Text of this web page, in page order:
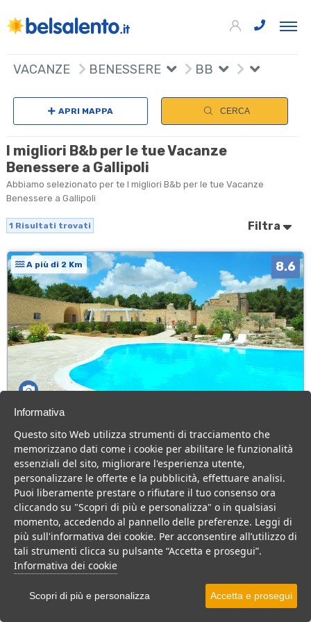
VACANZE BENESSERE BB
APRI MAPPA CERCA
I migliori B&b per le tue Vacanze
Benessere a Gallipoli
Abbiamo selezionato per te I migliori B&b per le tue Vacanze
Benessere a Gallipoli
1 Risultati trovati Filtra
A più di 2 Km 8.6
Puglia > Salento > Gallipoli
31 Camere
Masseria a Gallipoli, immersa nel verde e con piscina. Cucina
ricercata e tanto relax per una vacanza di coppia.
Residence B&B
VEDI SU MAPPA
+
Informativa
Questo sito Web utilizza strumenti di tracciamento che
memorizzano dati come i cookie per abilitare le funzionalità
essenziali del sito, migliorare l'esperienza utente,
personalizzare le offerte e la pubblicità, effettuare analisi.
Puoi liberamente prestare o rifiutare il tuo consenso ora
cliccando su "Scopri di più e personalizza" o in qualsiasi
momento, accedendo al pannello delle preferenze. Leggi di
più sull'informativa dei cookie. Per acconsentire all’utilizzo di
tali strumenti clicca su pulsante “Accetta e prosegui”.
Informativa dei cookie
Scopri di più e personalizza Accetta e prosegui